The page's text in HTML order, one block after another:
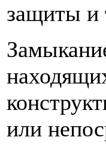
защиты и
или